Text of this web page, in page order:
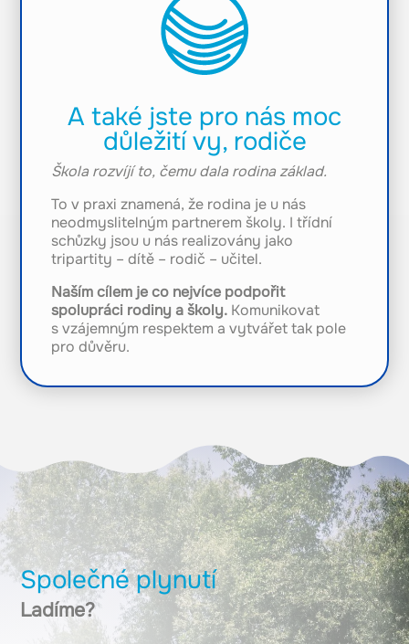
A také jste pro nás moc
důležití vy, rodiče
Škola rozvíjí to, čemu dala rodina základ.
To v praxi znamená, že rodina je u nás
neodmyslitelným partnerem školy. I třídní
schůzky jsou u nás realizovány jako
tripartity – dítě – rodič – učitel.
Naším cílem je co nejvíce podpořit
spolupráci rodiny a školy. Komunikovat
s vzájemným respektem a vytvářet tak pole
pro důvěru.
Společné plynutí
Ladíme?